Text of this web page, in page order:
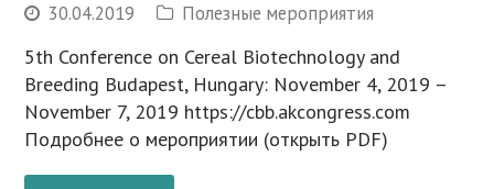
30.04.2019 Полезные мероприятия
5th Conference on Cereal Biotechnology and
Breeding Budapest, Hungary: November 4, 2019 –
November 7, 2019 https://cbb.akcongress.com
Подробнее о мероприятии (открыть PDF)